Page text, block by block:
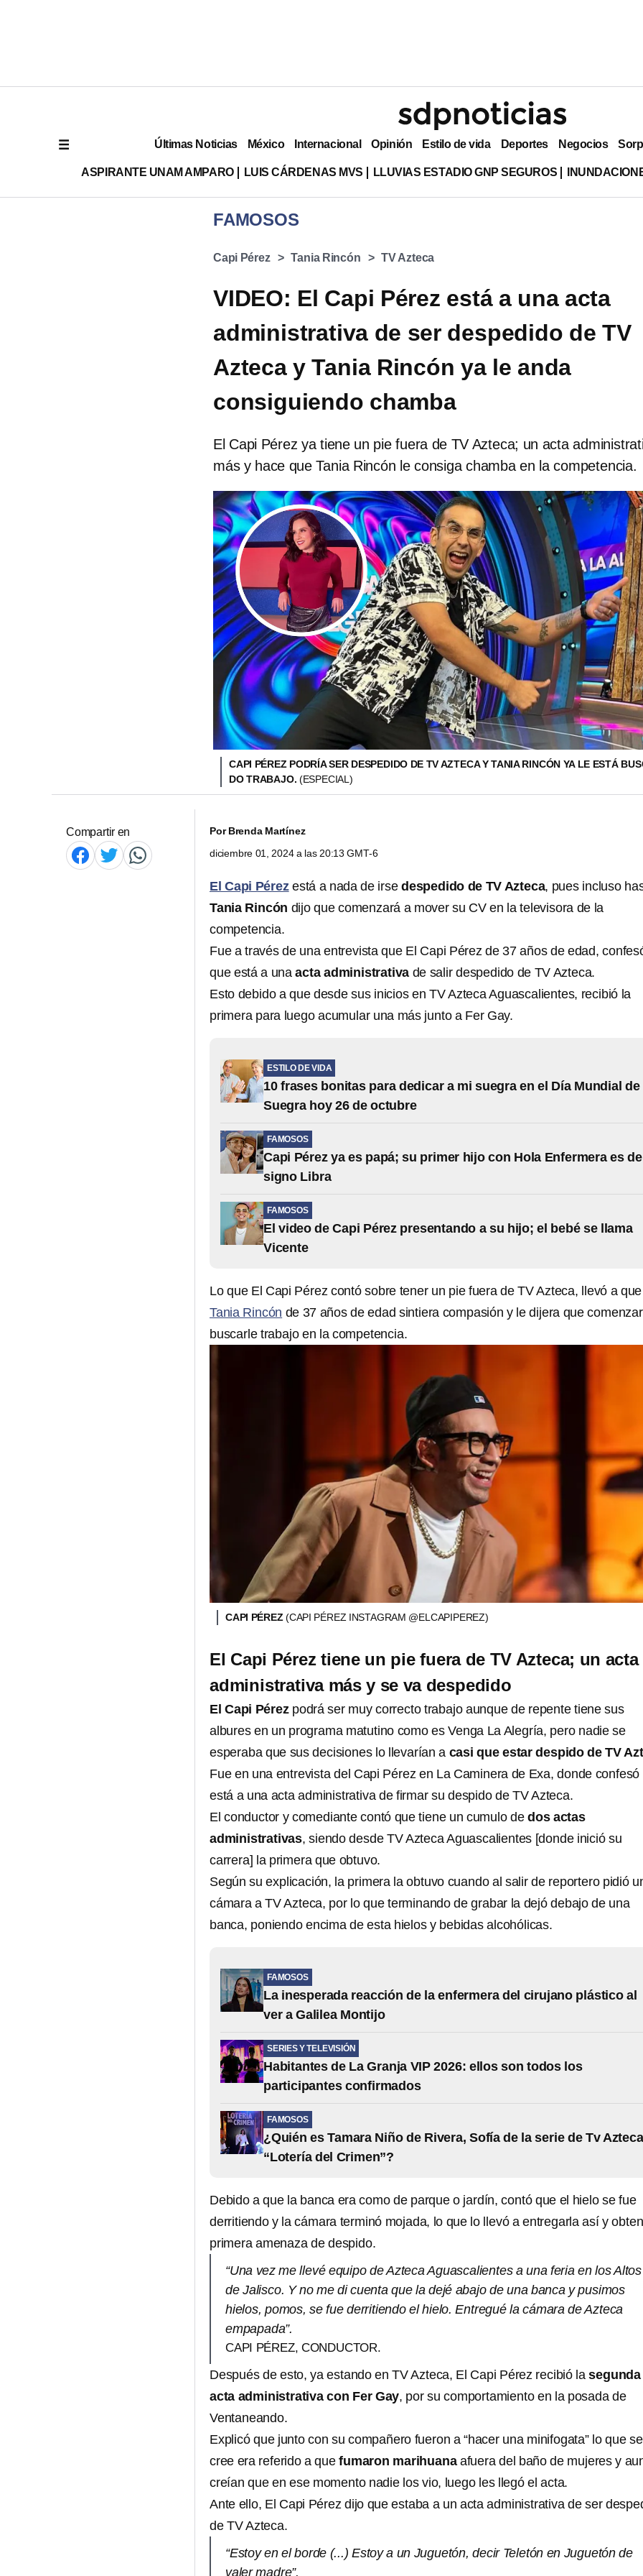
Últimas Noticias México Internacional Opinión Estilo de vida Deportes Negocios
ASPIRANTE UNAM AMPARO LUIS CÁRDENAS MVS LLUVIAS ESTADIO GNP SEGUROS
FAMOSOS
Capi Pérez Tania Rincón TV Azteca
VIDEO: El Capi Pérez está a una acta
administrativa de ser despedido de TV
Azteca y Tania Rincón ya le anda
consiguiendo chamba
El Capi Pérez ya tiene un pie fuera de TV Azteca; un acta
más y hace que Tania Rincón le consiga chamba en la competencia.
CAPI PÉREZ PODRÍA SER DESPEDIDO DE TV AZTECA Y TANIA RINCÓN YA LE ESTÁ
DO TRABAJO. (ESPECIAL)
Compartir en PorBrenda Martínez
diciembre 01, 2024 a las 20:13 GMT-6
El Capi Pérez está a nada de irsedespedido de TV Azteca, pues incluso
Tania Rincón dijo que comenzará a mover su CV en la televisora de la
competencia.
Fue a través de una entrevista que El Capi Pérez de 37 años de edad,
que está a unaacta administrativa de salir despedido de TV Azteca.
Esto debido a que desde sus inicios en TV Azteca Aguascalientes, recibió la
primera para luego acumular una más junto a Fer Gay.
ESTILO DE VIDA
10 frases bonitas para dedicar a mi suegra en el Día Mundial de
Suegra hoy 26 de octubre
FAMOSOS
Capi Pérez ya es papá; su primer hijo con Hola Enfermera es
signo Libra
FAMOSOS
El video de Capi Pérez presentando a su hijo; el bebé se llama
Vicente
Lo que El Capi Pérez contó sobre tener un pie fuera de TV Azteca, llevó a que
Tania Rincón de 37 años de edad sintiera compasión y le dijera que
buscarle trabajo en la competencia.
CAPI PÉREZ(CAPI PÉREZ INSTAGRAM @ELCAPIPEREZ)
El Capi Pérez tiene un pie fuera de TV Azteca; un acta
administrativa más y se va despedido
El Capi Pérez podrá ser muy correcto trabajo aunque de repente tiene sus
albures en un programa matutino como es Venga La Alegría, pero nadie se
esperaba que sus decisiones lo llevarían a casi que estar despido de TV
Fue en una entrevista del Capi Pérez en La Caminera de Exa, donde confesó
está a una acta administrativa de firmar su despido de TV Azteca.
El conductor y comediante contó que tiene un cumulo dedos actas
administrativas, siendo desde TV Azteca Aguascalientes [donde inició su
carrera] la primera que obtuvo.
Según su explicación, la primera la obtuvo cuando al salir de reportero pidió
cámara a TV Azteca, por lo que terminando de grabar la dejó debajo de una
banca, poniendo encima de esta hielos y bebidas alcohólicas.
FAMOSOS
La inesperada reacción de la enfermera del cirujano plástico al
ver a Galilea Montijo
SERIES Y TELEVISIÓN
Habitantes de La Granja VIP 2026: ellos son todos los
participantes confirmados
FAMOSOS
¿Quién es Tamara Niño de Rivera, Sofía de la serie de Tv Azteca
“Lotería del Crimen”?
Debido a que la banca era como de parque o jardín, contó que el hielo se fue
derritiendo y la cámara terminó mojada, lo que lo llevó a entregarla así y
primera amenaza de despido.
“Una vez me llevé equipo de Azteca Aguascalientes a una feria en los Altos
de Jalisco. Y no me di cuenta que la dejé abajo de una banca y pusimos
hielos, pomos, se fue derritiendo el hielo. Entregué la cámara de Azteca
empapada”.
CAPI PÉREZ, CONDUCTOR.
Después de esto, ya estando en TV Azteca, El Capi Pérez recibió lasegunda
acta administrativa con Fer Gay, por su comportamiento en la posada de
Ventaneando.
Explicó que junto con su compañero fueron a “hacer una minifogata” lo que se
cree era referido a quefumaron marihuana afuera del baño de mujeres y
creían que en ese momento nadie los vio, luego les llegó el acta.
Ante ello, El Capi Pérez dijo que estaba a un acta administrativa de ser
de TV Azteca.
“Estoy en el borde (...) Estoy a un Juguetón, decir Teletón en Juguetón de
valer madre”.